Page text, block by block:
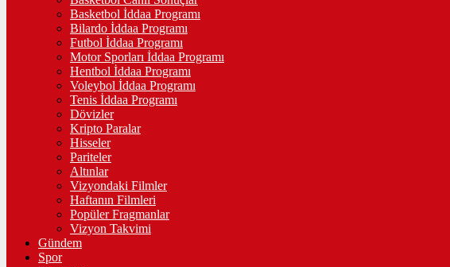
Basketbol İddaa Programı
Bilardo İddaa Programı
Futbol İddaa Programı
Motor Sporları İddaa Programı
Hentbol İddaa Programı
Voleybol İddaa Programı
Tenis İddaa Programı
Dövizler
Kripto Paralar
Hisseler
Pariteler
Altınlar
Vizyondaki Filmler
Haftanın Filmleri
Popüler Fragmanlar
Vizyon Takvimi
Gündem
Spor